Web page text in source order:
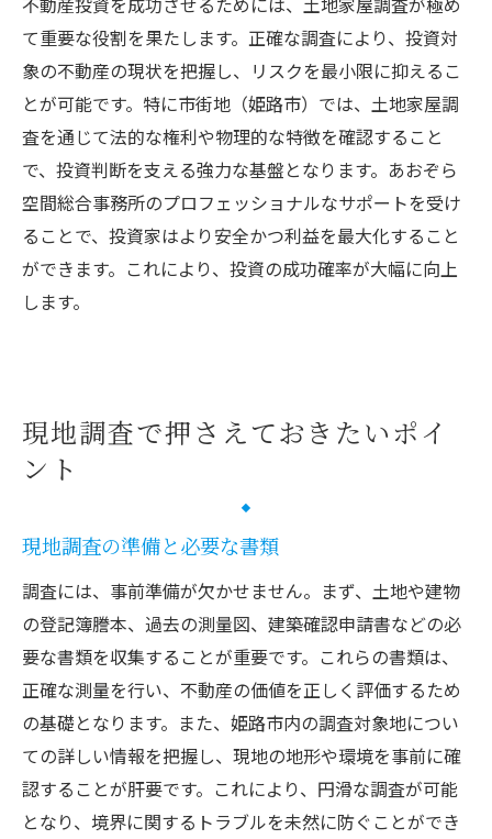
て重要な役割を果たします。正確な調査により、投資対
象の不動産の現状を把握し、リスクを最小限に抑えるこ
とが可能です。特に市街地（姫路市）では、土地家屋調
査を通じて法的な権利や物理的な特徴を確認すること
で、投資判断を支える強力な基盤となります。あおぞら
空間総合事務所のプロフェッショナルなサポートを受け
ることで、投資家はより安全かつ利益を最大化すること
ができます。これにより、投資の成功確率が大幅に向上
します。
現地調査で押さえておきたいポイ
ント
現地調査の準備と必要な書類
調査には、事前準備が欠かせません。まず、土地や建物
の登記簿謄本、過去の測量図、建築確認申請書などの必
要な書類を収集することが重要です。これらの書類は、
正確な測量を行い、不動産の価値を正しく評価するため
の基礎となります。また、姫路市内の調査対象地につい
ての詳しい情報を把握し、現地の地形や環境を事前に確
認することが肝要です。これにより、円滑な調査が可能
となり、境界に関するトラブルを未然に防ぐことができ